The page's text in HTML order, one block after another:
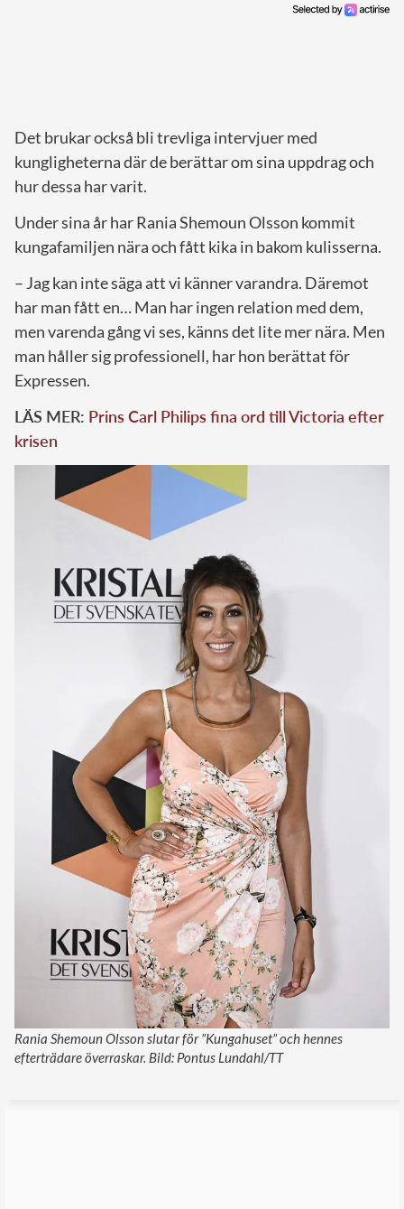
Det brukar också bli trevliga intervjuer med
kungligheterna där de berättar om sina uppdrag och
hur dessa har varit.
Under sina år har Rania Shemoun Olsson kommit
kungafamiljen nära och fått kika in bakom kulisserna.
– Jag kan inte säga att vi känner varandra. Däremot
har man fått en… Man har ingen relation med dem,
men varenda gång vi ses, känns det lite mer nära. Men
man håller sig professionell, har hon berättat för
Expressen.
LÄS MER: Prins Carl Philips fina ord till Victoria efter
krisen
Rania Shemoun Olsson slutar för ”Kungahuset” och hennes
efterträdare överraskar. Bild: Pontus Lundahl/TT